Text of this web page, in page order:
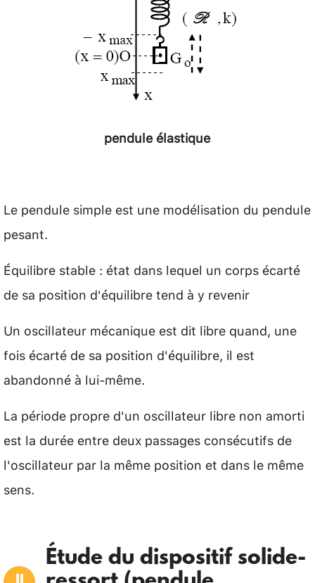
pendule élastique
Le pendule simple est une modélisation du pendule
pesant.
Équilibre stable : état dans lequel un corps écarté
de sa position d'équilibre tend à y revenir
Un oscillateur mécanique est dit libre quand, une
fois écarté de sa position d'équilibre, il est
abandonné à lui-même.
La période propre d'un oscillateur libre non amorti
est la durée entre deux passages consécutifs de
l'oscillateur par la même position et dans le même
sens.
Étude du dispositif solide-